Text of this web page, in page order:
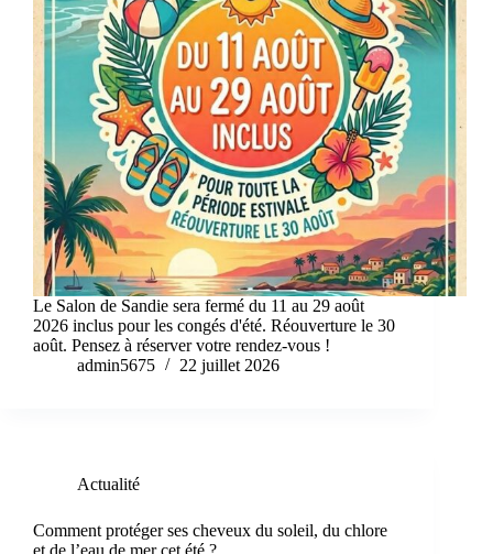
Le Salon de Sandie sera fermé du 11 au 29 août
2026 inclus pour les congés d'été. Réouverture le 30
août. Pensez à réserver votre rendez-vous !
admin5675
22 juillet 2026
Actualité
Comment protéger ses cheveux du soleil, du chlore